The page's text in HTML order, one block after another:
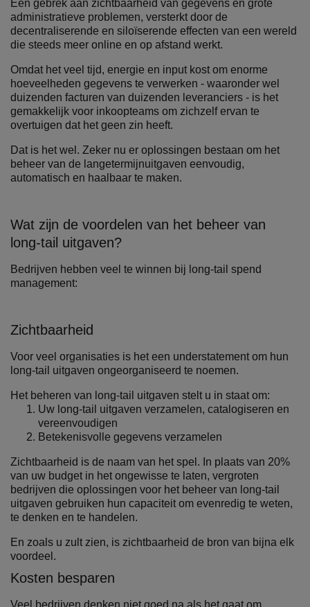
Een gebrek aan zichtbaarheid van gegevens en grote
administratieve problemen, versterkt door de
decentraliserende en siloïserende effecten van een wereld
die steeds meer online en op afstand werkt.
Omdat het veel tijd, energie en input kost om enorme
hoeveelheden gegevens te verwerken - waaronder wel
duizenden facturen van duizenden leveranciers - is het
gemakkelijk voor inkoopteams om zichzelf ervan te
overtuigen dat het geen zin heeft.
Dat is het wel. Zeker nu er oplossingen bestaan om het
beheer van de langetermijnuitgaven eenvoudig,
automatisch en haalbaar te maken.
Wat zijn de voordelen van het beheer van
long-tail uitgaven?
Bedrijven hebben veel te winnen bij long-tail spend
management:
Zichtbaarheid
Voor veel organisaties is het een understatement om hun
long-tail uitgaven ongeorganiseerd te noemen.
Het beheren van long-tail uitgaven stelt u in staat om:
Uw long-tail uitgaven verzamelen, catalogiseren en
vereenvoudigen
Betekenisvolle gegevens verzamelen
Zichtbaarheid is de naam van het spel. In plaats van 20%
van uw budget in het ongewisse te laten, vergroten
bedrijven die oplossingen voor het beheer van long-tail
uitgaven gebruiken hun capaciteit om evenredig te weten,
te denken en te handelen.
En zoals u zult zien, is zichtbaarheid de bron van bijna elk
voordeel.
Kosten besparen
Veel bedrijven denken niet goed na als het gaat om